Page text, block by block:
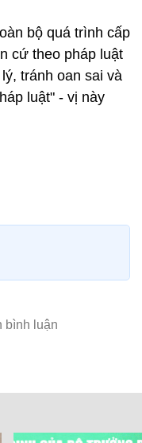
bộ quá trình cấp
cứ theo pháp luật
tránh oan sai và
luật" - vị này